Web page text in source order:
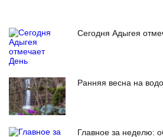
Сегодня Адыгея
Ранняя весна на
Главное за неделю: